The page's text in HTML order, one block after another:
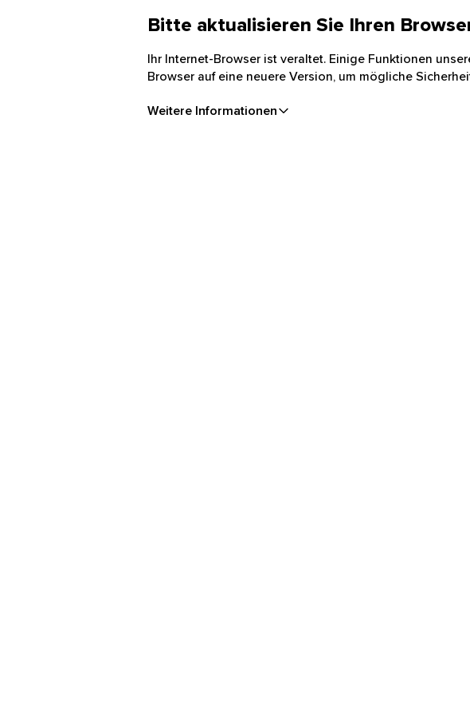
Bitte aktualisieren Sie Ihren
Ihr Internet-Browser ist veraltet. Einige Funktionen
Browser auf eine neuere Version, um mögliche
Weitere Informationen